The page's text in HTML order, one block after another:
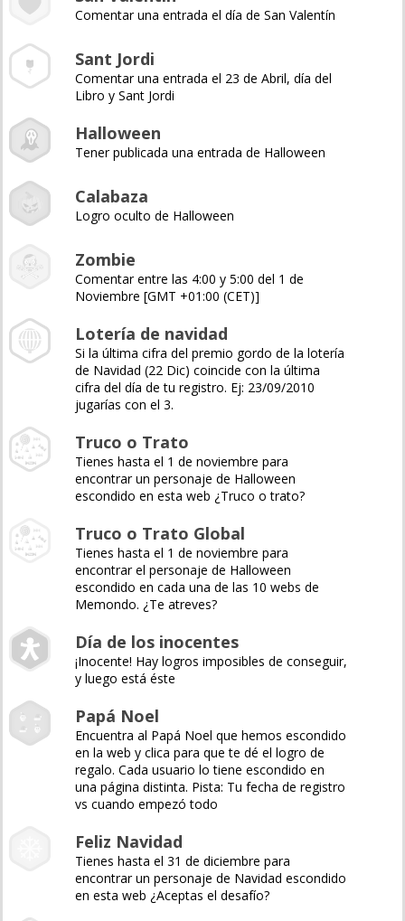
Comentar una entrada el día de San Valentín
Sant Jordi
Comentar una entrada el 23 de Abril, día del
Libro y Sant Jordi
Halloween
Tener publicada una entrada de Halloween
Calabaza
Logro oculto de Halloween
Zombie
Comentar entre las 4:00 y 5:00 del 1 de
Noviembre [GMT +01:00 (CET)]
Lotería de navidad
Si la última cifra del premio gordo de la lotería
de Navidad (22 Dic) coincide con la última
cifra del día de tu registro. Ej: 23/09/2010
jugarías con el 3.
Truco o Trato
Tienes hasta el 1 de noviembre para
encontrar un personaje de Halloween
escondido en esta web ¿Truco o trato?
Truco o Trato Global
Tienes hasta el 1 de noviembre para
encontrar el personaje de Halloween
escondido en cada una de las 10 webs de
Memondo. ¿Te atreves?
Día de los inocentes
¡Inocente! Hay logros imposibles de conseguir,
y luego está éste
Papá Noel
Encuentra al Papá Noel que hemos escondido
en la web y clica para que te dé el logro de
regalo. Cada usuario lo tiene escondido en
una página distinta. Pista: Tu fecha de registro
vs cuando empezó todo
Feliz Navidad
Tienes hasta el 31 de diciembre para
encontrar un personaje de Navidad escondido
en esta web ¿Aceptas el desafío?